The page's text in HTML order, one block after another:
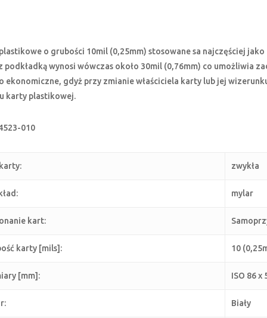
o grubości 10mil (0,25mm) stosowane sa najczęściej
podkładką wynosi wówczas około 30mil (0,76mm) co umożliwia
ekonomiczne, gdyż przy zmianie właściciela karty lub jej
karty plastikowej.
010
zwykła
mylar
kart:
karty [mils]: 10
[mm]: ISO 86 x
Biały